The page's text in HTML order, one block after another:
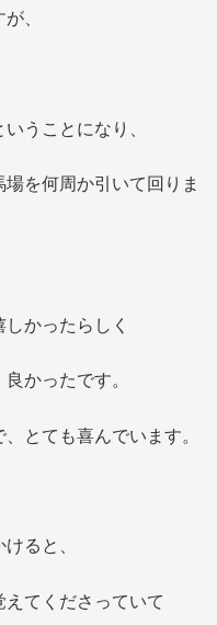
、
うことになり、
を何周か引いて回りま
かったらしく
かったです。
とても喜んでいます。
ると、
えてくださっていて